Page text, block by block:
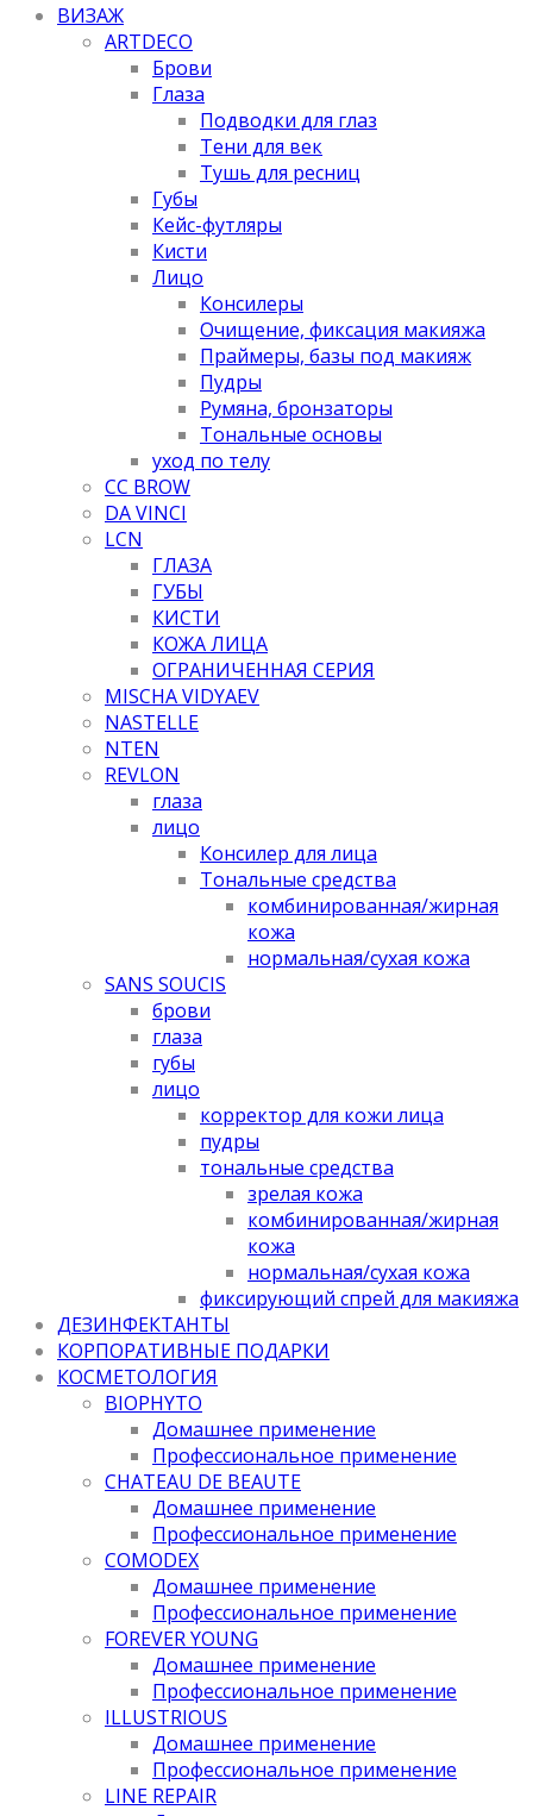
ВИЗАЖ
ARTDECO
Брови
Глаза
Подводки для глаз
Тени для век
Тушь для ресниц
Губы
Кейс-футляры
Кисти
Лицо
Консилеры
Очищение, фиксация макияжа
Праймеры, базы под макияж
Пудры
Румяна, бронзаторы
Тональные основы
уход по телу
CC BROW
DA VINCI
LCN
ГЛАЗА
ГУБЫ
КИСТИ
КОЖА ЛИЦА
ОГРАНИЧЕННАЯ СЕРИЯ
MISCHA VIDYAEV
NASTELLE
NTEN
REVLON
глаза
лицо
Консилер для лица
Тональные средства
комбинированная/жирная
кожа
нормальная/cухая кожа
SANS SOUCIS
брови
глаза
губы
лицо
корректор для кожи лица
пудры
тональные средства
зрелая кожа
комбинированная/жирная
кожа
нормальная/cухая кожа
фиксирующий спрей для макияжа
ДЕЗИНФЕКТАНТЫ
КОРПОРАТИВНЫЕ ПОДАРКИ
КОСМЕТОЛОГИЯ
BIOPHYTO
Домашнее применение
Профессиональное применение
CHATEAU DE BEAUTE
Домашнее применение
Профессиональное применение
COMODEX
Домашнее применение
Профессиональное применение
FOREVER YOUNG
Домашнее применение
Профессиональное применение
ILLUSTRIOUS
Домашнее применение
Профессиональное применение
LINE REPAIR